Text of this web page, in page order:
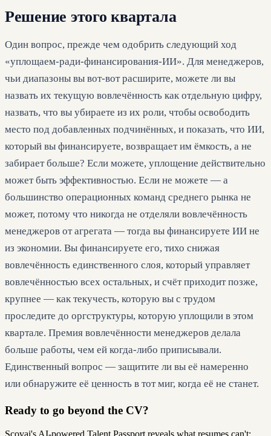
Решение этого квартала
Один вопрос, прежде чем одобрить следующий ход
«уплощаем-ради-финансирования-ИИ». Для менеджеров,
чьи диапазоны вы вот-вот расширите, можете ли вы
назвать их текущую вовлечённость как отдельную цифру,
назвать, что вы убираете из их роли, чтобы освободить
место под добавленных подчинённых, и показать, что ИИ,
который вы финансируете, возвращает им ёмкость, а не
забирает больше? Если можете, уплощение действительно
может быть эффективностью. Если не можете — а
большинство операционных команд среднего рынка не
может, потому что никогда не отделяли вовлечённость
менеджеров от агрегата — тогда вы финансируете ИИ не
из экономии. Вы финансируете его, тихо снижая
вовлечённость единственного слоя, который управляет
вовлечённостью всех остальных, и счёт приходит позже,
крупнее — как текучесть, которую вы с трудом
проследите до оргструктуры, которую уплощили в этом
квартале. Премия вовлечённости менеджеров делала
больше работы, чем ей когда-либо приписывали.
Единственный вопрос — защитите ли вы её намеренно
или обнаружите её ценность в тот миг, когда её не станет.
Ready to go beyond the CV?
Scovai's AI-powered Talent Passport reveals what resumes can't: